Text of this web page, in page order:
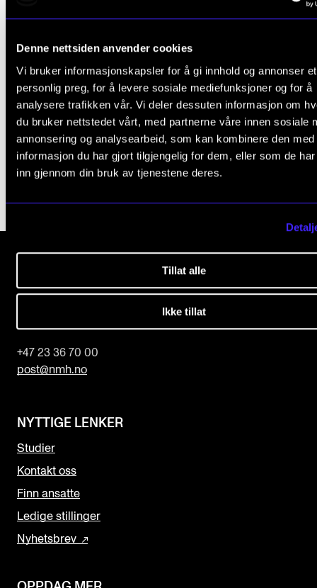
Denne nettsiden anvender cookies
Vi bruker informasjonskapsler for å gi innhold og annonser et
personlig preg, for å levere sosiale mediefunksjoner og for å
analysere trafikken vår. Vi deler dessuten informasjon om
du bruker nettstedet vårt, med partnerne våre innen sosiale
annonsering og analysearbeid, som kan kombinere den med
informasjon du har gjort tilgjengelig for dem, eller som de
inn gjennom din bruk av tjenestene deres.
Tillat alle
Ikke tillat
INFO
Om Norges musikkhøgskole
Kontakt oss
Finn ansatte
For ansatte og studenter
KUNSTNERISK UTVIKLINGSARBEID
Edvard H. Valberg: Vilje til kaos
2024 -
NordART
Norges musikk­høgskole
+47 23 36 70 00
post@nmh.no
NYTTIGE LENKER
Studier
Kontakt oss
Finn ansatte
Ledige stillinger
Nyhetsbrev